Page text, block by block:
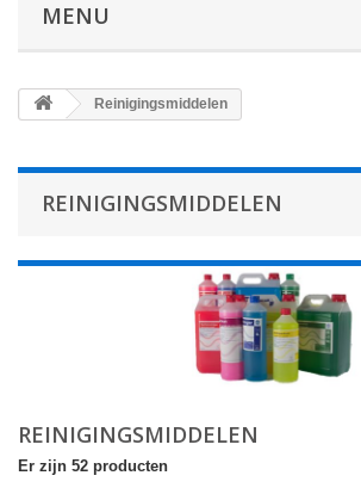
MENU
Reinigingsmiddelen
REINIGINGSMIDDELEN
REINIGINGSMIDDELEN
Er zijn 52 producten